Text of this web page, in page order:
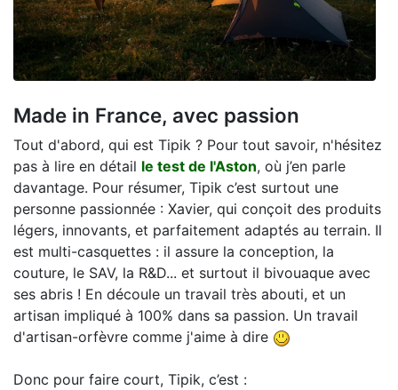
Made in France, avec passion
Tout d'abord, qui est Tipik ? Pour tout savoir, n'hésitez
pas à lire en détail le test de l'Aston, où j’en parle
davantage. Pour résumer, Tipik c’est surtout une
personne passionnée : Xavier, qui conçoit des produits
légers, innovants, et parfaitement adaptés au terrain. Il
est multi-casquettes : il assure la conception, la
couture, le SAV, la R&D... et surtout il bivouaque avec
ses abris ! En découle un travail très abouti, et un
artisan impliqué à 100% dans sa passion. Un travail
d'artisan-orfèvre comme j'aime à dire
Donc pour faire court, Tipik, c’est :